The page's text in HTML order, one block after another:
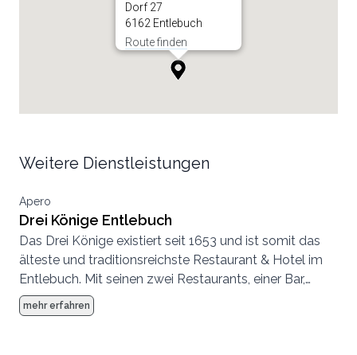
Dorf 27
6162 Entlebuch
Route finden
Weitere Dienstleistungen
Apero
Drei Könige Entlebuch
Das Drei Könige existiert seit 1653 und ist somit das
älteste und traditionsreichste Restaurant & Hotel im
Entlebuch. Mit seinen zwei Restaurants, einer Bar,
seinem Weinkeller und mit seinem 260 m2 grossen
Saal lebt es mehr denn je.
mehr erfahren